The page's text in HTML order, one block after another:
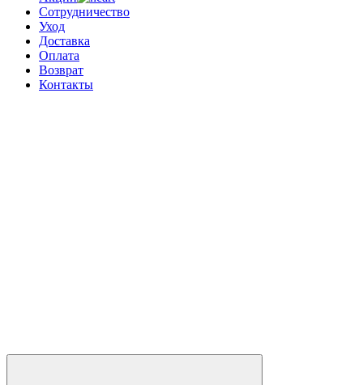
Сотрудничество
Уход
Доставка
Оплата
Возврат
Контакты